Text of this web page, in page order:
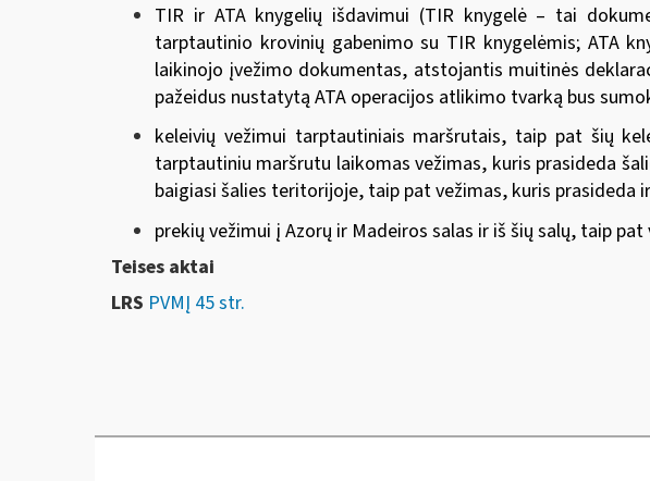
TIR ir ATA knygelių išdavimui (TIR knygelė – tai
tarptautinio krovinių gabenimo su TIR knygelėmis; ATA
laikinojo įvežimo dokumentas, atstojantis muitinės
pažeidus nustatytą ATA operacijos atlikimo tvarką bus
keleivių vežimui tarptautiniais maršrutais, taip pat šių
tarptautiniu maršrutu laikomas vežimas, kuris prasideda
baigiasi šalies teritorijoje, taip pat vežimas, kuris prasideda
prekių vežimui į Azorų ir Madeiros salas ir iš šių salų, taip
Teises aktai
LRS PVMĮ 45 str.